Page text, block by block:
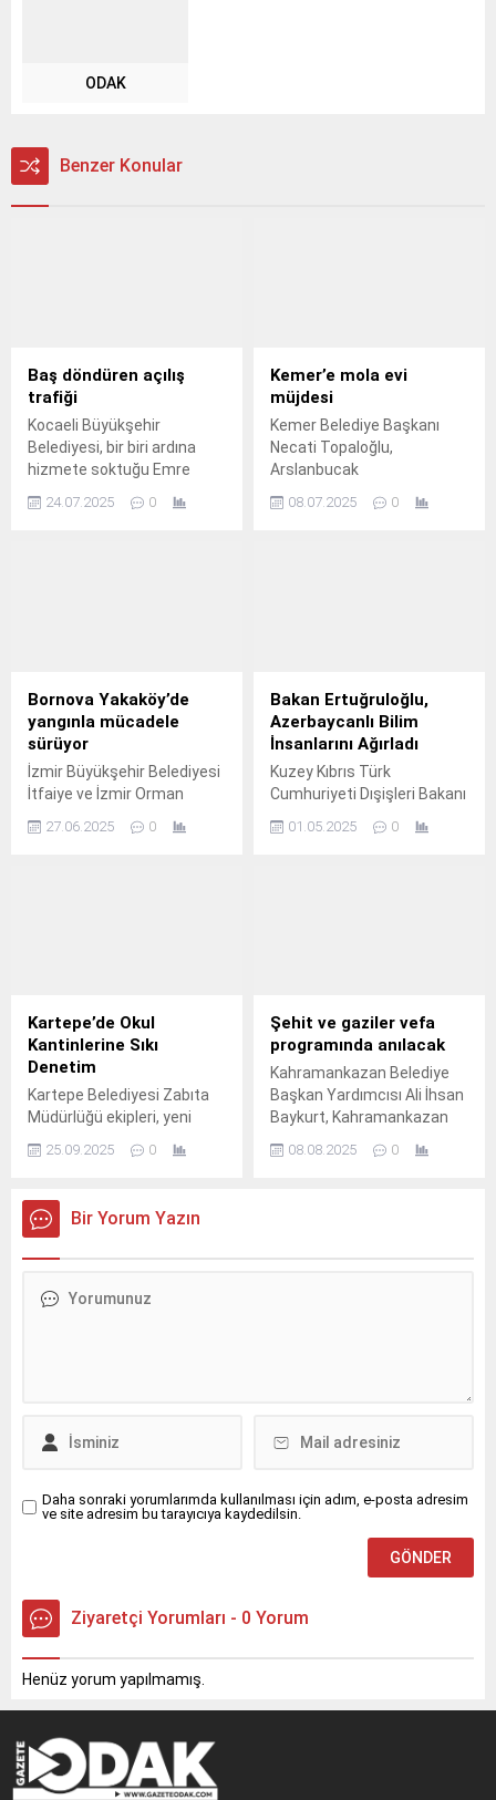
ODAK
Benzer Konular
Baş döndüren açılış
trafiği
Kocaeli Büyükşehir
Belediyesi, bir biri ardına
hizmete soktuğu Emre
Başiskele Cahit Zarifoğlu
24.07.2025 0
Kemer’e mola evi
müjdesi
Kemer Belediye Başkanı
Necati Topaloğlu,
Arslanbucak
Kursu’nun Karakoyunlu
08.07.2025 0
Bornova Yakaköy’de
yangınla mücadele
sürüyor
İzmir Büyükşehir Belediyesi
İtfaiye ve İzmir Orman
Bornova Yakaköy
27.06.2025 0
Bakan Ertuğruloğlu,
Azerbaycanlı Bilim
İnsanlarını Ağırladı
Kuzey Kıbrıs Türk
Cumhuriyeti Dışişleri Bakanı
Azerbaycan’dan gelen
ettiği heyet, Bakan
Ertuğruloğlu ile bir araya
geldi. Samimi bir
atmosferde gerçekleşen
kabulde Bakan Ertuğruloğlu,
Azerbaycanlı misafirlerini...
01.05.2025 0
Kartepe’de Okul
Kantinlerine Sıkı
Denetim
Kartepe Belediyesi Zabıta
Müdürlüğü ekipleri, yeni
başlamasıyla birlikte
korumak amacıyla okul
kantinlerinde denetimlerini
25.09.2025 0
Şehit ve gaziler vefa
programında anılacak
Kahramankazan Belediye
Başkan Yardımcısı Ali İhsan
Baykurt, Kahramankazan
Şehit Aileleri Derneği
08.08.2025 0
Bir Yorum Yazın
Daha sonraki yorumlarımda kullanılması için adım, e-posta adresim
ve site adresim bu tarayıcıya kaydedilsin.
Ziyaretçi Yorumları - 0 Yorum
Henüz yorum yapılmamış.